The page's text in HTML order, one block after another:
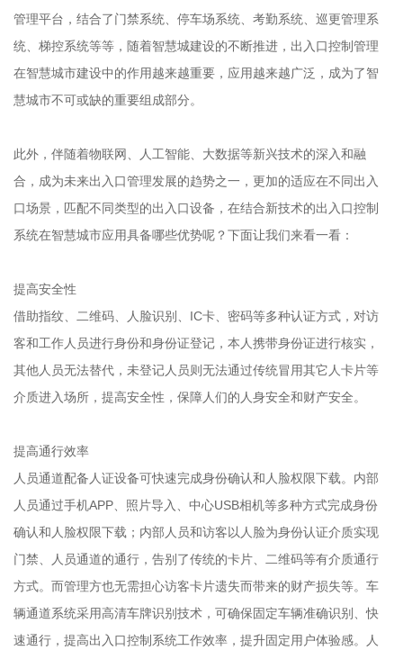
管理平台，结合了门禁系统、停车场系统、考勤系统、巡更管理系
统、梯控系统等等，随着智慧城建设的不断推进，出入口控制管理
在智慧城市建设中的作用越来越重要，应用越来越广泛，成为了智
慧城市不可或缺的重要组成部分。
此外，伴随着物联网、人工智能、大数据等新兴技术的深入和融
合，成为未来出入口管理发展的趋势之一，更加的适应在不同出入
口场景，匹配不同类型的出入口设备，在结合新技术的出入口控制
系统在智慧城市应用具备哪些优势呢？下面让我们来看一看：
提高安全性
借助指纹、二维码、人脸识别、IC卡、密码等多种认证方式，对访
客和工作人员进行身份和身份证登记，本人携带身份证进行核实，
其他人员无法替代，未登记人员则无法通过传统冒用其它人卡片等
介质进入场所，提高安全性，保障人们的人身安全和财产安全。
提高通行效率
人员通道配备人证设备可快速完成身份确认和人脸权限下载。内部
人员通过手机APP、照片导入、中心USB相机等多种方式完成身份
确认和人脸权限下载；内部人员和访客以人脸为身份认证介质实现
门禁、人员通道的通行，告别了传统的卡片、二维码等有介质通行
方式。而管理方也无需担心访客卡片遗失而带来的财产损失等。车
辆通道系统采用高清车牌识别技术，可确保固定车辆准确识别、快
速通行，提高出入口控制系统工作效率，提升固定用户体验感。人